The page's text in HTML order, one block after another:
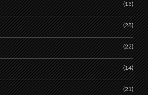
(15)
(28)
(22)
(14)
(21)